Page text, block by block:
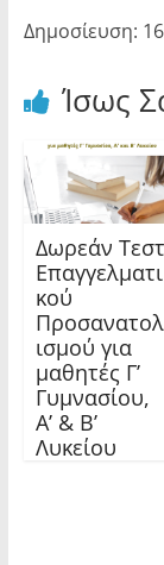
Δημοσίευση:
Ίσως
Δωρεάν Τεστ
Επαγγελματι
κού
Προσανατολ
ισμού για
μαθητές Γ’
Γυμνασίου,
Α’ & Β’
Λυκείου